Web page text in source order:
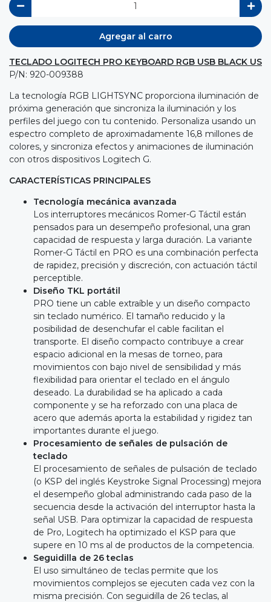
Agregar al carro
TECLADO LOGITECH PRO KEYBOARD RGB USB BLACK US
P/N: 920-009388
La tecnología RGB LIGHTSYNC proporciona iluminación de
próxima generación que sincroniza la iluminación y los
perfiles del juego con tu contenido. Personaliza usando un
espectro completo de aproximadamente 16,8 millones de
colores, y sincroniza efectos y animaciones de iluminación
con otros dispositivos Logitech G.
CARACTERÍSTICAS PRINCIPALES
Tecnología mecánica avanzada
Los interruptores mecánicos Romer-G Táctil están
pensados para un desempeño profesional, una gran
capacidad de respuesta y larga duración. La variante
Romer-G Táctil en PRO es una combinación perfecta
de rapidez, precisión y discreción, con actuación táctil
perceptible.
Diseño TKL portátil
PRO tiene un cable extraíble y un diseño compacto
sin teclado numérico. El tamaño reducido y la
posibilidad de desenchufar el cable facilitan el
transporte. El diseño compacto contribuye a crear
espacio adicional en la mesas de torneo, para
movimientos con bajo nivel de sensibilidad y más
flexibilidad para orientar el teclado en el ángulo
deseado. La durabilidad se ha aplicado a cada
componente y se ha reforzado con una placa de
acero que además aporta la estabilidad y rigidez tan
importantes durante el juego.
Procesamiento de señales de pulsación de
teclado
El procesamiento de señales de pulsación de teclado
(o KSP del inglés Keystroke Signal Processing) mejora
el desempeño global administrando cada paso de la
secuencia desde la activación del interruptor hasta la
señal USB. Para optimizar la capacidad de respuesta
de Pro, Logitech ha optimizado el KSP para que
supere en 10 ms al de productos de la competencia.
Seguidilla de 26 teclas
El uso simultáneo de teclas permite que los
movimientos complejos se ejecuten cada vez con la
misma precisión. Con seguidilla de 26 teclas, al